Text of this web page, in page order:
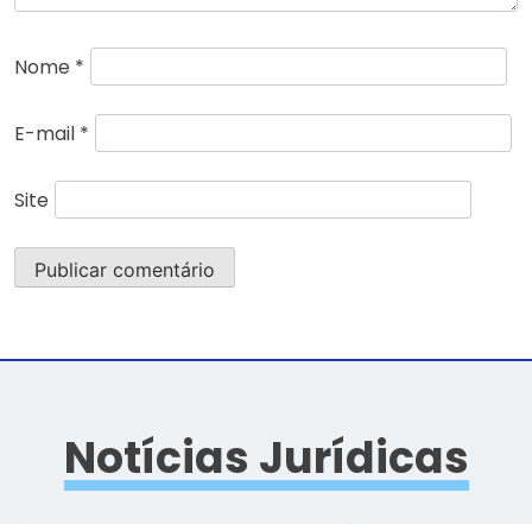
Nome *
E-mail *
Site
Notícias Jurídicas